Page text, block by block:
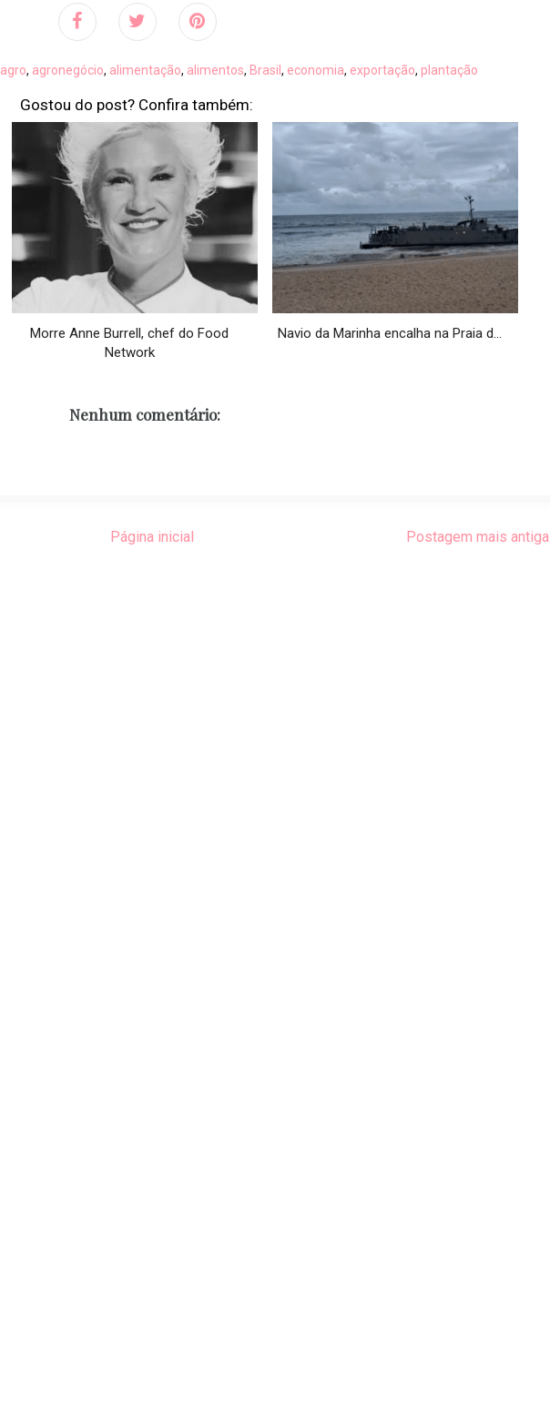
agro, agronegócio, alimentação, alimentos, Brasil, economia, exportação,plantação
Gostou do post? Confira também:
Morre Anne Burrell, chef do Food
Network
Navio da Marinha encalha na Praia d...
Nenhum comentário:
Postagem mais antiga
Página inicial